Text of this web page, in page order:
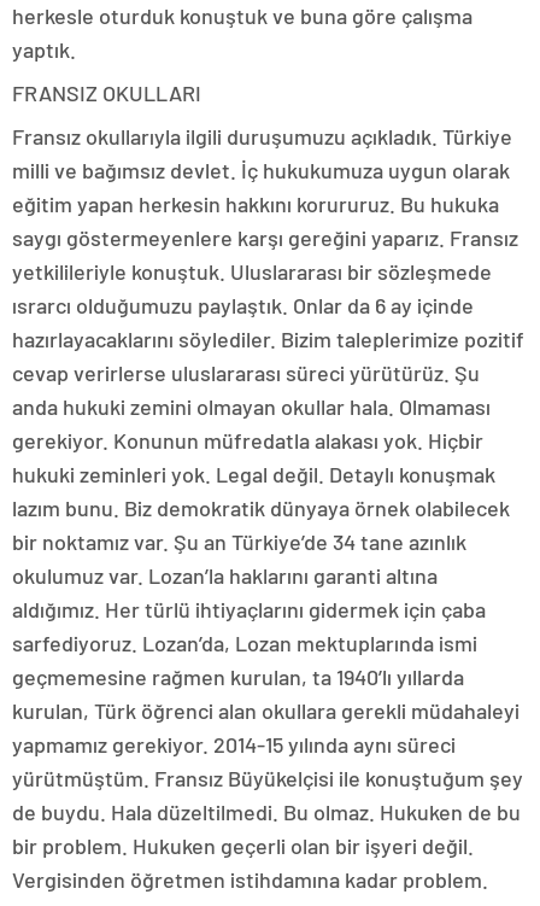
herkesle oturduk konuştuk ve buna göre çalışma
yaptık.
FRANSIZ OKULLARI
Fransız okullarıyla ilgili duruşumuzu açıkladık. Türkiye
milli ve bağımsız devlet. İç hukukumuza uygun olarak
eğitim yapan herkesin hakkını korururuz. Bu hukuka
saygı göstermeyenlere karşı gereğini yaparız. Fransız
yetkilileriyle konuştuk. Uluslararası bir sözleşmede
ısrarcı olduğumuzu paylaştık. Onlar da 6 ay içinde
hazırlayacaklarını söylediler. Bizim taleplerimize pozitif
cevap verirlerse uluslararası süreci yürütürüz. Şu
anda hukuki zemini olmayan okullar hala. Olmaması
gerekiyor. Konunun müfredatla alakası yok. Hiçbir
hukuki zeminleri yok. Legal değil. Detaylı konuşmak
lazım bunu. Biz demokratik dünyaya örnek olabilecek
bir noktamız var. Şu an Türkiye’de 34 tane azınlık
okulumuz var. Lozan’la haklarını garanti altına
aldığımız. Her türlü ihtiyaçlarını gidermek için çaba
sarfediyoruz. Lozan’da, Lozan mektuplarında ismi
geçmemesine rağmen kurulan, ta 1940’lı yıllarda
kurulan, Türk öğrenci alan okullara gerekli müdahaleyi
yapmamız gerekiyor. 2014-15 yılında aynı süreci
yürütmüştüm. Fransız Büyükelçisi ile konuştuğum şey
de buydu. Hala düzeltilmedi. Bu olmaz. Hukuken de bu
bir problem. Hukuken geçerli olan bir işyeri değil.
Vergisinden öğretmen istihdamına kadar problem.